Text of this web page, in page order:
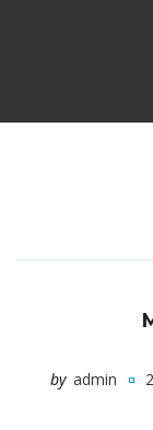
by admin